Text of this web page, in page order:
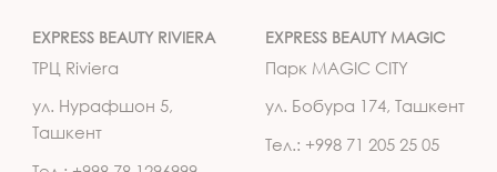
EXPRESS BEAUTY RIVIERA
ТРЦ Riviera
ул. Нурафшон 5,
Ташкент
EXPRESS BEAUTY MAGIC
Парк MAGIC CITY
ул. Бобура 174, Ташкент
Тел.: +998 71 205 25 05